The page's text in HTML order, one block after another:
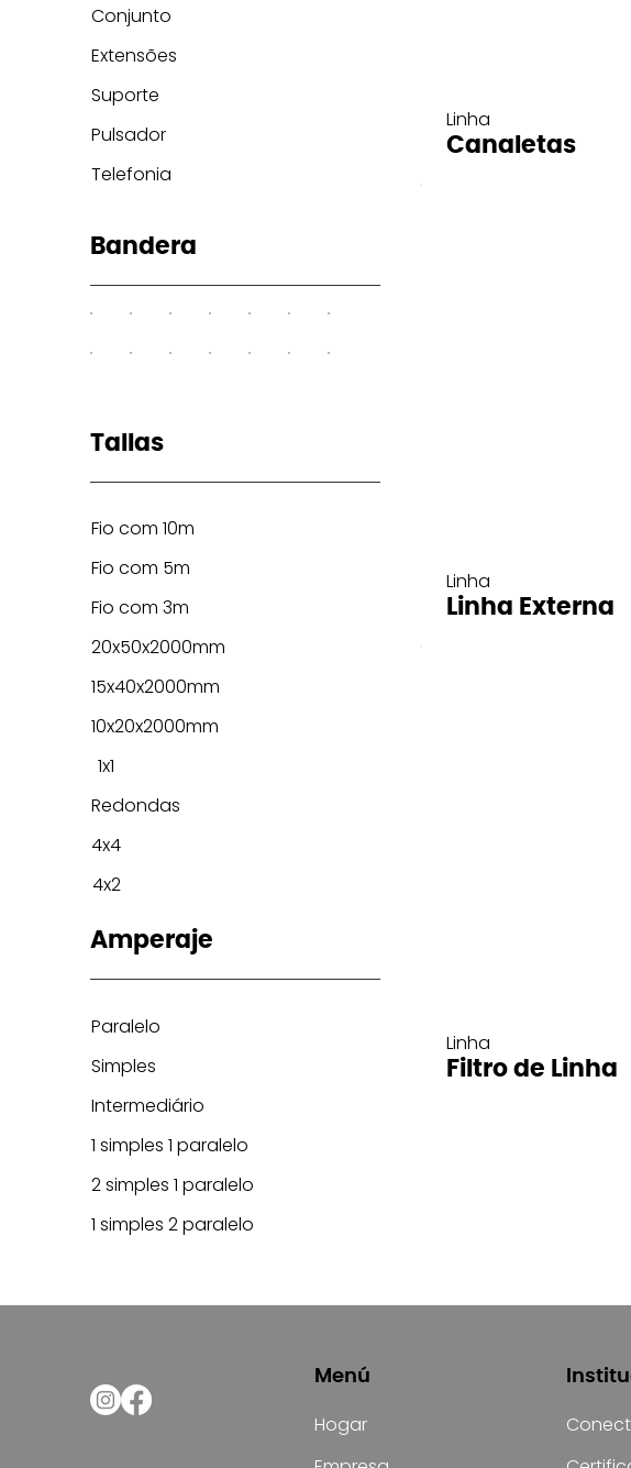
Linha
Canaletas
Linha
Linha Externa
Linha
Filtro de Linha
Amperaje
Paralelo
Simples
Intermediário
1 simples 1 paralelo
2 simples 1 paralelo
1 simples 2 paralelo
Tallas
Fio com 10m
Fio com 5m
Fio com 3m
20x50x2000mm
15x40x2000mm
10x20x2000mm
1x1
Redondas
4x4
4x2
Conjunto
Extensões
Suporte
Pulsador
Telefonia
Bandera
Menú
Hogar